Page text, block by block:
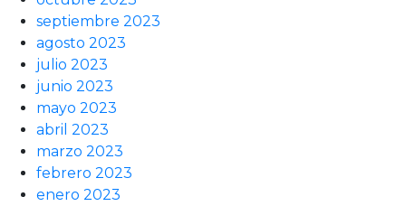
septiembre 2023
agosto 2023
julio 2023
junio 2023
mayo 2023
abril 2023
marzo 2023
febrero 2023
enero 2023